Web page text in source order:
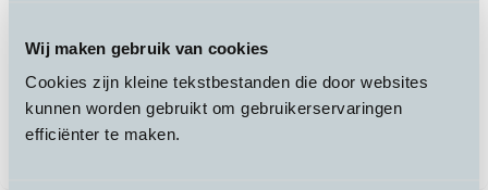
Wij maken gebruik van cookies
Cookies zijn kleine tekstbestanden die door websites
kunnen worden gebruikt om gebruikerservaringen
efficiënter te maken.
8.990,-
Leasen vanaf €238,00